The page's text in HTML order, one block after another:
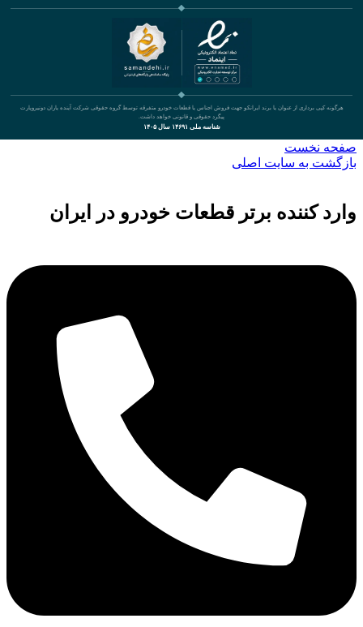
هرگونه کپی برداری از عنوان یا برند ایرانکو جهت فروش اجناس یا قطعات خودرو متفرقه توسط گروه حقوقی شرکت آینده یاران دونیروپارت
پیگرد حقوقی و قانونی خواهد داشت.
شناسه ملی ۱۴۶۹۱ سال ۱۴۰۵
صفحه نخست
بازگشت به سایت اصلی
وارد کننده برتر قطعات خودرو در ایران